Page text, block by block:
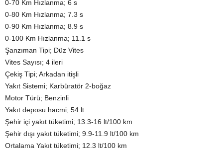
0-70 Km Hızlanma; 6 s
0-80 Km Hızlanma; 7.3 s
0-90 Km Hızlanma; 8.9 s
0-100 Km Hızlanma; 11.1 s
Şanzıman Tipi; Düz Vites
Vites Sayısı; 4 ileri
Çekiş Tipi; Arkadan itişli
Yakıt Sistemi; Karbüratör 2-boğaz
Motor Türü; Benzinli
Yakıt deposu hacmi; 54 lt
Şehir içi yakıt tüketimi; 13.3-16 lt/100 km
Şehir dışı yakıt tüketimi; 9.9-11.9 lt/100 km
Ortalama Yakıt tüketimi; 12.3 lt/100 km